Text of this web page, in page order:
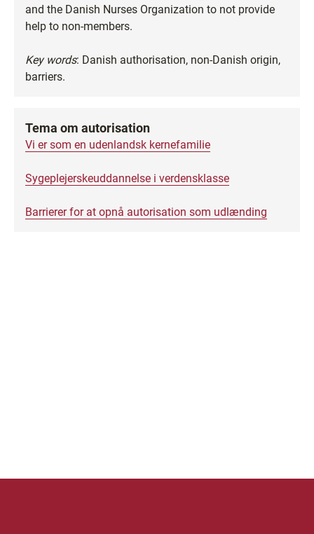
and the Danish Nurses Organization to not provide
help to non-members.
Key words: Danish authorisation, non-Danish origin,
barriers.
Tema om autorisation
Vi er som en udenlandsk kernefamilie
Sygeplejerskeuddannelse i verdensklasse
Barrierer for at opnå autorisation som udlænding